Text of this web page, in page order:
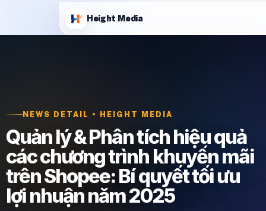
Height Media
NEWS DETAIL • HEIGHT MEDIA
Quản lý & Phân tích hiệu quả
các chương trình khuyến mãi
trên Shopee: Bí quyết tối ưu
lợi nhuận năm 2025